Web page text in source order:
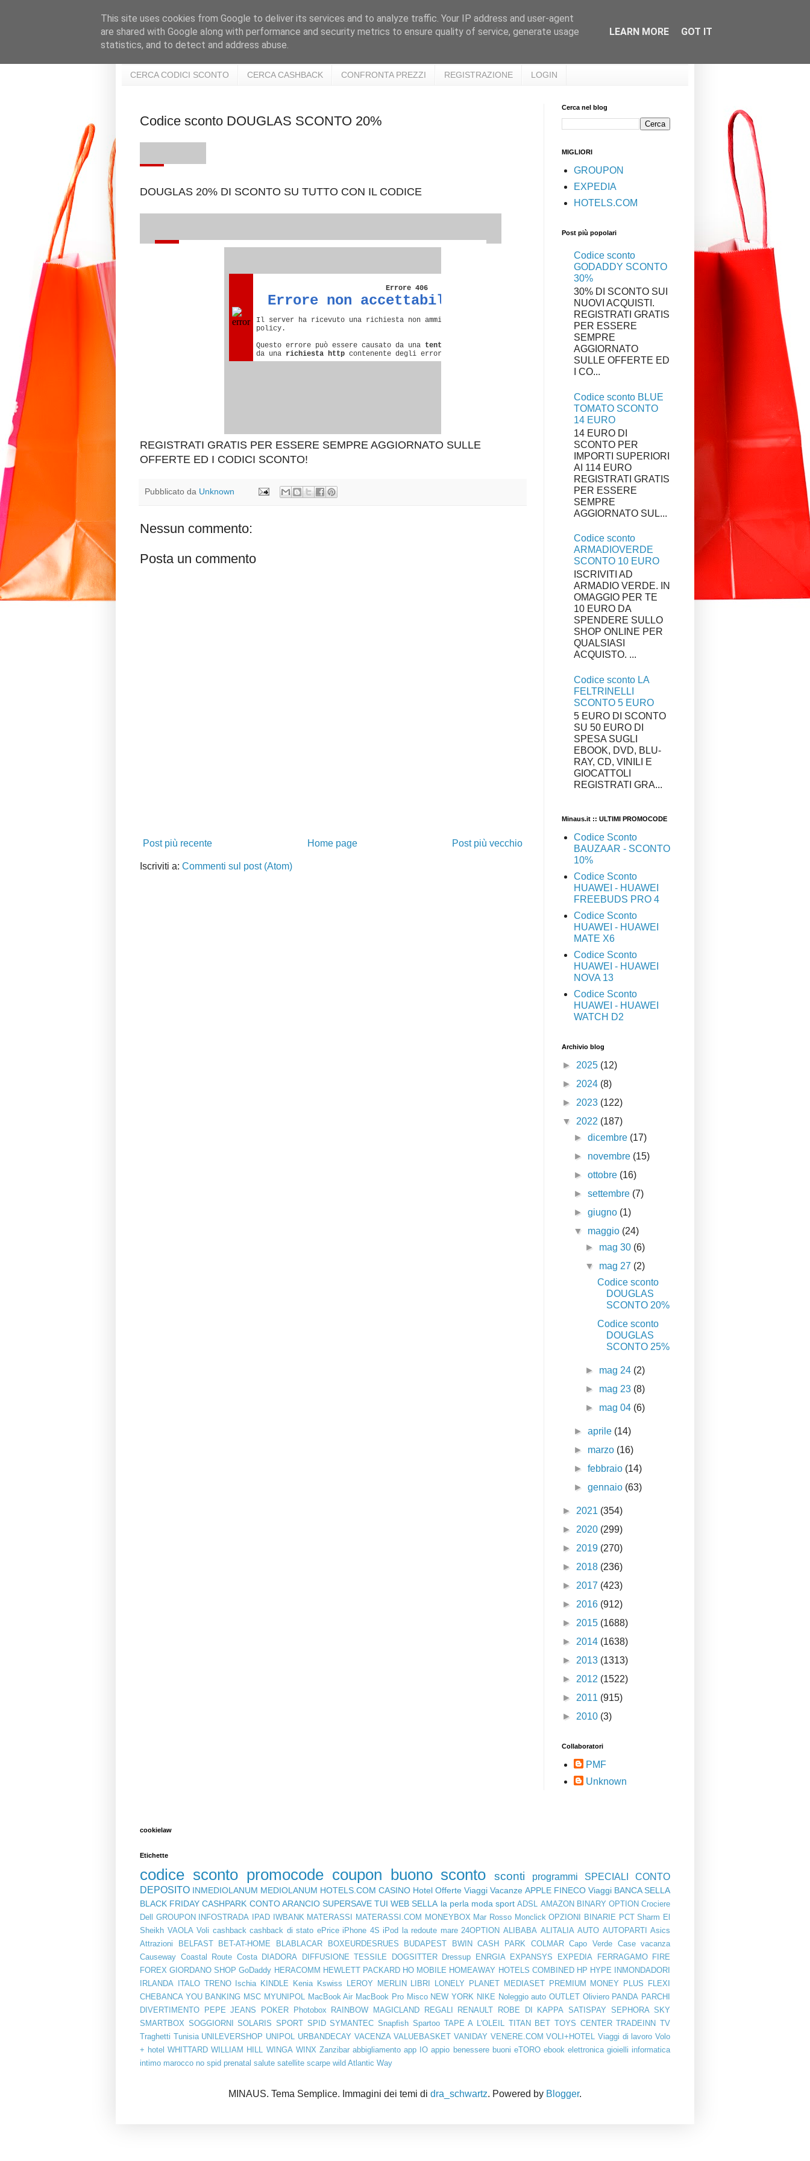
CERCA CODICI SCONTO CERCA CASHBACK CONFRONTA PREZZI REGISTRAZIONE LOGIN
Codice sconto DOUGLAS SCONTO 20%
DOUGLAS 20% DI SCONTO SU TUTTO CON IL CODICE
REGISTRATI GRATIS PER ESSERE SEMPRE AGGIORNATO SULLE
OFFERTE ED I CODICI SCONTO!
Pubblicato da Unknown
Nessun commento:
Posta un commento
Post più recente Post più vecchio
Home page
Iscriviti a: Commenti sul post (Atom)
Cerca nel blog
MIGLIORI
GROUPON
EXPEDIA
HOTELS.COM
Post più popolari
Codice sconto
GODADDY SCONTO
30%
30% DI SCONTO SUI
NUOVI ACQUISTI.
REGISTRATI GRATIS
PER ESSERE
SEMPRE
AGGIORNATO
SULLE OFFERTE ED
I CO...
Codice sconto BLUE
TOMATO SCONTO
14 EURO
14 EURO DI
SCONTO PER
IMPORTI SUPERIORI
AI 114 EURO
REGISTRATI GRATIS
PER ESSERE
SEMPRE
AGGIORNATO SUL...
Codice sconto
ARMADIOVERDE
SCONTO 10 EURO
ISCRIVITI AD
ARMADIO VERDE. IN
OMAGGIO PER TE
10 EURO DA
SPENDERE SULLO
SHOP ONLINE PER
QUALSIASI
ACQUISTO. ...
Codice sconto LA
FELTRINELLI
SCONTO 5 EURO
5 EURO DI SCONTO
SU 50 EURO DI
SPESA SUGLI
EBOOK, DVD, BLU-
RAY, CD, VINILI E
GIOCATTOLI
REGISTRATI GRA...
Minaus.it :: ULTIMI PROMOCODE
Codice Sconto
BAUZAAR - SCONTO
10%
Codice Sconto
HUAWEI - HUAWEI
FREEBUDS PRO 4
Codice Sconto
HUAWEI - HUAWEI
MATE X6
Codice Sconto
HUAWEI - HUAWEI
NOVA 13
Codice Sconto
HUAWEI - HUAWEI
WATCH D2
Archivio blog
► 2025 (12)
► 2024 (8)
► 2023 (122)
▼ 2022 (187)
►dicembre (17)
► novembre (15)
►ottobre (16)
►settembre (7)
►giugno (1)
▼ maggio (24)
► mag 30 (6)
▼ mag 27 (2)
Codice sconto
DOUGLAS
SCONTO 20%
Codice sconto
DOUGLAS
SCONTO 25%
► mag 24 (2)
► mag 23 (8)
► mag 04 (6)
►aprile (14)
► marzo (16)
►febbraio (14)
►gennaio (63)
► 2021 (354)
► 2020 (299)
► 2019 (270)
► 2018 (236)
► 2017 (423)
► 2016 (912)
► 2015 (1688)
► 2014 (1638)
► 2013 (1313)
► 2012 (1522)
► 2011 (915)
► 2010 (3)
Collaboratori
PMF
Unknown
cookielaw
Etichette
codice sconto promocode coupon buono sconto sconti programmi SPECIALI
CONTO
DEPOSITO INMEDIOLANUM MEDIOLANUM HOTELS.COM CASINO Hotel Offerte Viaggi Vacanze APPLE FINECO Viaggi BANCA SELLA
BLACK FRIDAY CASHPARK CONTO ARANCIO SUPERSAVE TUI WEB SELLA la perla moda sport ADSL AMAZON BINARY OPTION Crociere
Dell
GROUPON INFOSTRADA IPAD IWBANK MATERASSI MATERASSI.COM MONEYBOX Mar Rosso Monclick OPZIONI BINARIE PCT Sharm El
Sheikh VAOLA Voli cashback cashback di stato ePrice iPhone 4S iPod la redoute mare 24OPTION ALIBABA ALITALIA AUTO AUTOPARTI
Asics
Attrazioni
BELFAST BET-AT-HOME BLABLACAR BOXEURDESRUES BUDAPEST BWIN CASH PARK COLMAR Capo Verde
Case vacanza
Causeway Coastal Route Costa DIADORA DIFFUSIONE TESSILE DOGSITTER Dressup ENRGIA EXPANSYS EXPEDIA FERRAGAMO
FIRE
FOREX GIORDANO SHOP GoDaddy HERACOMM HEWLETT PACKARD HO MOBILE HOMEAWAY HOTELS COMBINED HP HYPE
INMONDADORI
IRLANDA
ITALO TRENO Ischia KINDLE Kenia Kswiss LEROY MERLIN LIBRI LONELY PLANET MEDIASET PREMIUM
MONEY PLUS FLEXI
CHEBANCA YOU BANKING MSC MYUNIPOL MacBook Air MacBook Pro Misco NEW YORK NIKE Noleggio auto OUTLET Oliviero PANDA PARCHI
DIVERTIMENTO
PEPE JEANS POKER Photobox RAINBOW MAGICLAND REGALI RENAULT ROBE DI KAPPA SATISPAY SEPHORA SKY
SMARTBOX SOGGIORNI SOLARIS SPORT SPID SYMANTEC Snapfish Spartoo TAPE A L'OLEIL TITAN BET TOYS CENTER TRADEINN TV
Traghetti Tunisia UNILEVERSHOP UNIPOL URBANDECAY VACENZA VALUEBASKET VANIDAY VENERE.COM VOLI+HOTEL Viaggi di lavoro Volo
+ hotel WHITTARD WILLIAM HILL WINGA WINX Zanzibar abbigliamento app IO appio benessere buoni eTORO ebook elettronica gioielli informatica
intimo marocco no spid prenatal salute satellite scarpe wild Atlantic Way
MINAUS. Tema Semplice. Immagini dei temi di dra_schwartz. Powered by Blogger.
This site uses cookies from Google to deliver its services and to analyze traffic. Your IP address and user-agent
are shared with Google along with performance and security metrics to ensure quality of service, generate usage
statistics, and to detect and address abuse.
LEARN MORE GOT IT